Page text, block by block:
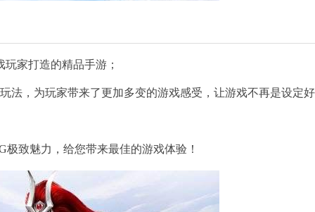
家打造的精品手游；
法，为玩家带来了更加多变的游戏感受，让游戏不再是设定
极致魅力，给您带来最佳的游戏体验！